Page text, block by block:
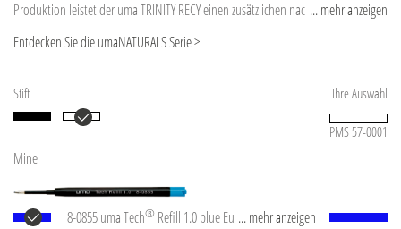
Produktion leistet der uma TRINITY RECY einen zusätzlichen nachhaltigen Beitrag
zur Schonung der Umwelt. Aufgrund der Besonderheit des Materials (ABS
Recycled Plastic) sind produktionstechnische Farbschwankungen gegeben.
... mehr anzeigen
Entdecken Sie die umaNATURALS Serie >
Ihre Auswahl
Stift
PMS 57-0001
Mine
8-0855 uma Tech® Refill 1.0 blue Europäische
... mehr anzeigen